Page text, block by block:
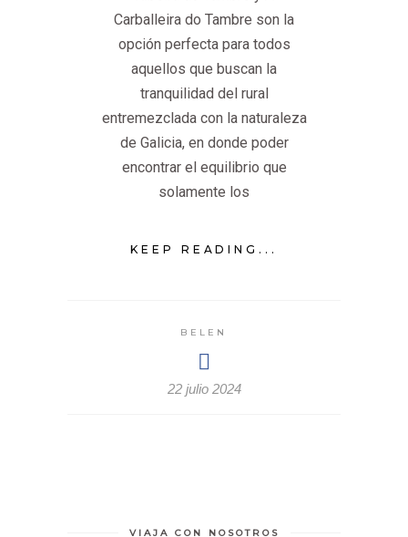
Carballeira do Tambre son la
opción perfecta para todos
aquellos que buscan la
tranquilidad del rural
entremezclada con la naturaleza
de Galicia, en donde poder
encontrar el equilibrio que
solamente los
KEEP READING...
BELEN
22 julio 2024
VIAJA CON NOSOTROS